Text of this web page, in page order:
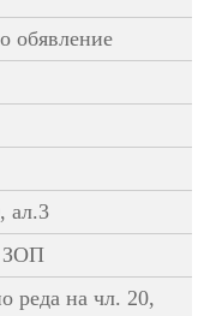
обявление
ал.3
ЗОП
реда на чл. 20,